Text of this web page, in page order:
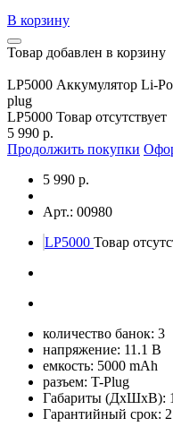
В корзину
Товар добавлен в корзину
LP5000 Аккумулятор Li-
plug
LP5000 Товар отсутствует
5 990 р.
Продолжить покупки
5 990 р.
Арт.: 00980
LP5000 Товар
количество банок: 3
напряжение: 11.1 В
емкость: 5000 mAh
разъем: T-Plug
Габариты (ДхШхВ):
Гарантийный срок: